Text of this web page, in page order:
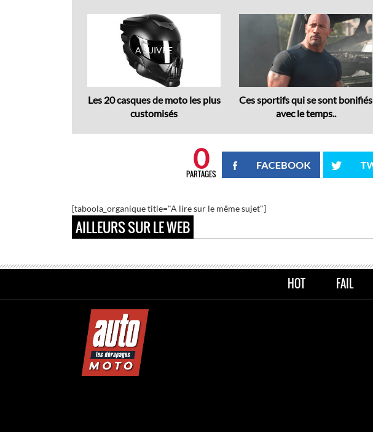
Les 20 casques de moto les plus
customisés
Ces sportifs qui se sont bonifiés
avec le temps..
0
PARTAGES
[taboola_organique title="A lire sur le même sujet"]
AILLEURS SUR LE WEB
HOT FAIL